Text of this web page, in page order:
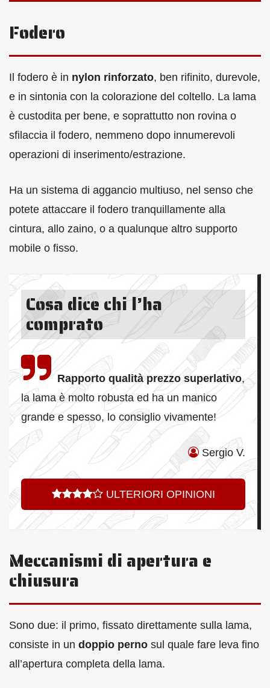
Fodero
Il fodero è in nylon rinforzato, ben rifinito, durevole,
e in sintonia con la colorazione del coltello. La lama
è custodita per bene, e soprattutto non rovina o
sfilaccia il fodero, nemmeno dopo innumerevoli
operazioni di inserimento/estrazione.
Ha un sistema di aggancio multiuso, nel senso che
potete attaccare il fodero tranquillamente alla
cintura, allo zaino, o a qualunque altro supporto
mobile o fisso.
Cosa dice chi l’ha
comprato
Rapporto qualità prezzo superlativo,
la lama è molto robusta ed ha un manico
grande e spesso, lo consiglio vivamente!
Sergio V.
ULTERIORI OPINIONI
Meccanismi di apertura e
chiusura
Sono due: il primo, fissato direttamente sulla lama,
consiste in un doppio perno sul quale fare leva fino
all’apertura completa della lama.